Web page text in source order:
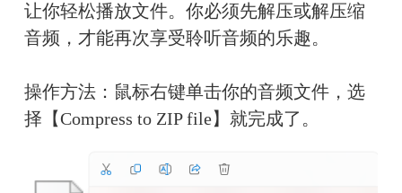
让你轻松播放文件。你必须先解压或解压缩
音频，才能再次享受聆听音频的乐趣。
操作方法：鼠标右键单击你的音频文件，选
择【Compress to ZIP file】就完成了。